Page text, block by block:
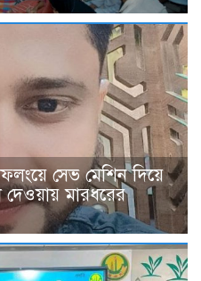
সেভ মেশিন দিয়ে
দেওয়ায় মারধরের